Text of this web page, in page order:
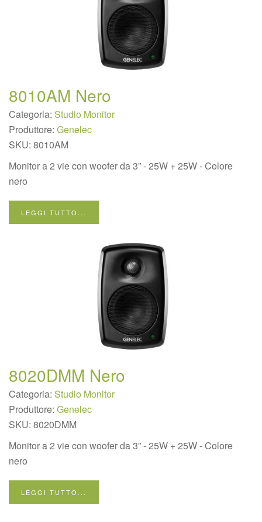
8010AM Nero
Categoria: Studio Monitor
Produttore: Genelec
SKU: 8010AM
Monitor a 2 vie con woofer da 3” - 25W + 25W - Colore
nero
LEGGI TUTTO...
8020DMM Nero
Categoria: Studio Monitor
Produttore: Genelec
SKU: 8020DMM
Monitor a 2 vie con woofer da 3” - 25W + 25W - Colore
nero
LEGGI TUTTO...